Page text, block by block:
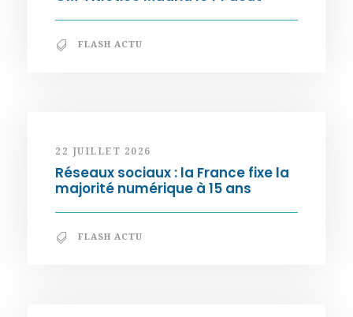
FLASH ACTU
22 JUILLET 2026
Réseaux sociaux : la France fixe la
majorité numérique à 15 ans
FLASH ACTU